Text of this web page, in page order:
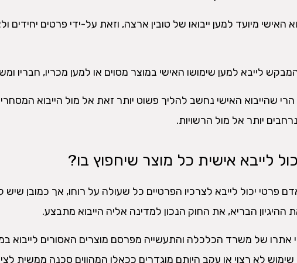
האישי מיועד למען ייבואו של טובין ארצה, וזאת על-ידי פרטים יחידים
לייבא למען שימושו האישי במוצר מסוים או למען מכריו, חבריו
שהייבוא האישי נחשב להליך פשוט יותר זאת אל מול הייבוא המסחרי
יותר אל מול הרשויות.
לייבא אישית כל מוצר שיחפוץ בו?
פרטי יכול לייבא לצרכיו הפרטיים כל שעולה על רוחו, אך כמובן שיש
ההיגיון הבריא, את החוק הנכון למדינה אליה הייבוא מתבצע.
אתרו של משרד הכלכלה והתעשייה מפרסם מוצרים האסורים לייבוא
לא רצוי או עקב היותם מוגדרים ככאלו המהווים סכנה ממשית